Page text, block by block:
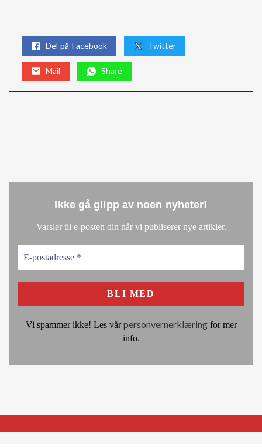
Del på Facebook Twitter
Mail Share
Ikke gå glipp av noen nyheter!
Varsler til e-posten din når vi publiserer nye artikler.
Vi spammer ikke! Les vårpersonvernerklæringfor mer
info.